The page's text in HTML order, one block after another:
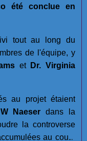
été conclue en
tout au long du
de l'équipe, y
et Dr. Virginia
au projet étaient
Naeser dans la
la controverse
au cours